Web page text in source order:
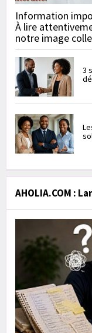
Information
À lire
notre image
3
AHOLIA.COM :